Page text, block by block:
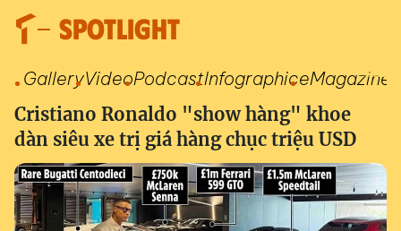
SPOTLIGHT
GalleryVideoPodcastInfographiceMagazine
Cristiano Ronaldo "show hàng" khoe
dàn siêu xe trị giá hàng chục triệu USD